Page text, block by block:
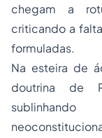
chegam a
criticando a
formuladas.
Na esteira de
doutrina de